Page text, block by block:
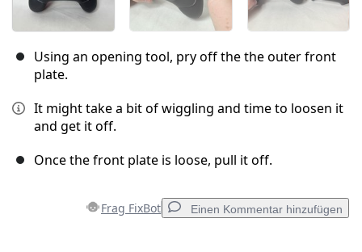
Using an opening tool, pry off the the outer front
plate.
It might take a bit of wiggling and time to loosen it
and get it off.
Once the front plate is loose, pull it off.
Frag FixBot Einen Kommentar hinzufügen